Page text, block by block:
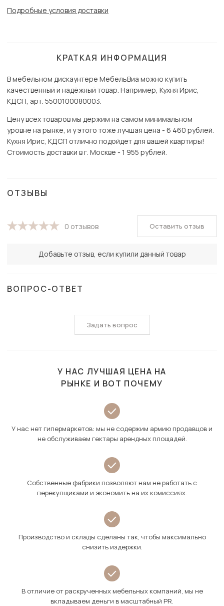
Подробные условия доставки
КРАТКАЯ ИНФОРМАЦИЯ
В мебельном дискаунтере МебельВиа можно купить
качественный и надёжный товар. Например, Кухня Ирис,
КДСП, арт. 5500100080003.
Цену всех товаров мы держим на самом минимальном
уровне на рынке, и у этого тоже лучшая цена - 6 460 рублей.
Кухня Ирис, КДСП отлично подойдет для вашей квартиры!
Стоимость доставки в г. Москве - 1 955 рублей.
ОТЗЫВЫ
0 отзывов
Добавьте отзыв, если купили данный товар
Оставить отзыв
ВОПРОС-ОТВЕТ
Задать вопрос
У НАС ЛУЧШАЯ ЦЕНА НА
РЫНКЕ И ВОТ ПОЧЕМУ
У нас нет гипермаркетов: мы не содержим армию продавцов и
не обслуживаем гектары арендных площадей.
Собственные фабрики позволяют нам не работать с
перекупщиками и экономить на их комиссиях.
Производство и склады сделаны так, чтобы максимально
снизить издержки.
В отличие от раскрученных мебельных компаний, мы не
вкладываем деньги в масштабный PR.